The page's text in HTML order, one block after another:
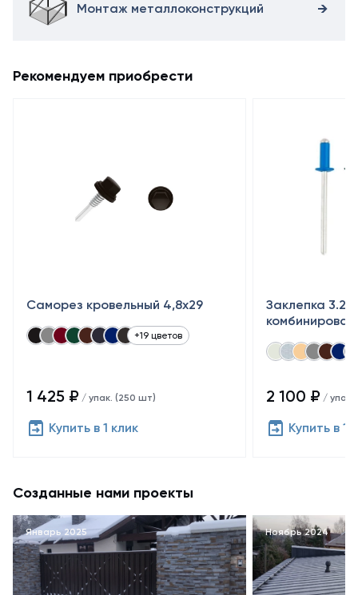
Монтаж металлоконструкций
Рекомендуем приобрести
Саморез кровельный 4,8x29
+19 цветов
1 425 ₽ / упак. (250 шт)
Купить в 1 клик
Заклепка
2 100 ₽ / упак.
Купить в 1
Созданные нами проекты
Январь 2025 Ноябрь 2024